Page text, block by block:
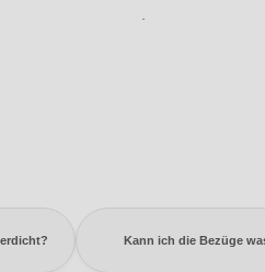
Kann ich die Bezüge